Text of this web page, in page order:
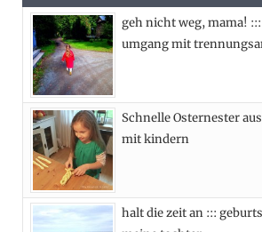
b
k
i
e
a
a
geh nicht weg, mama!
umgang mit
Schnelle Osternester
mit kindern
halt die zeit an :::